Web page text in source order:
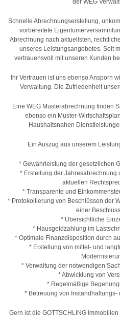
Schnelle Abrechnungserstellung,
vorbereitete
Abrechnung nach aktuellsten,
unseres Leistungsangebotes. Seit
vertrauensvoll mit unseren Kunden
Ihr Vertrauen ist uns ebenso Ansporn
Verwaltung. Die Zufriedenheit
Eine WEG Musterabrechnung finden
ebenso ein Muster-
Haushaltsnahen
Ein Auszug aus unserem
* Gewährleistung der gesetzlichen
* Erstellung der Jahresabrechnung
aktuellen
* Transparente und
* Protokollierung von Beschlüssen der
einer
* Übersichtliche
* Hausgeldzahlung im
* Optimale Finanzdisposition durch
* Erstellung von mittel- und
* Verwaltung der notwendigen
* Abwicklung von
* Regelmäßige
* Betreuung von
Gern ist die GOTTSCHLING